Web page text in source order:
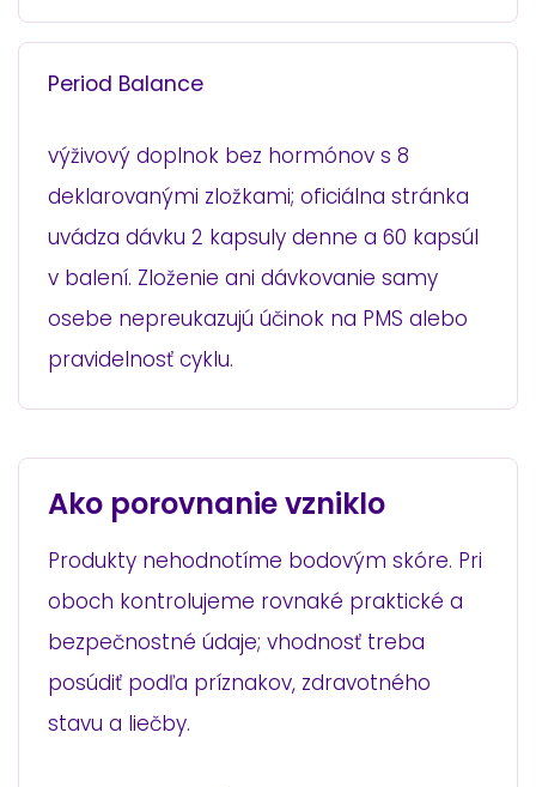
Period Balance
výživový doplnok bez hormónov s 8
deklarovanými zložkami; oficiálna stránka
uvádza dávku 2 kapsuly denne a 60 kapsúl
v balení. Zloženie ani dávkovanie samy
osebe nepreukazujú účinok na PMS alebo
pravidelnosť cyklu.
Ako porovnanie vzniklo
Produkty nehodnotíme bodovým skóre. Pri
oboch kontrolujeme rovnaké praktické a
bezpečnostné údaje; vhodnosť treba
posúdiť podľa príznakov, zdravotného
stavu a liečby.